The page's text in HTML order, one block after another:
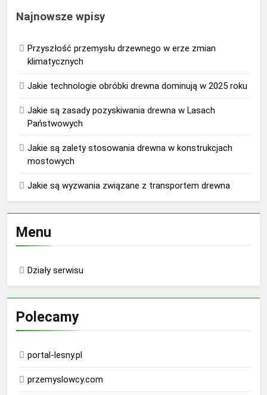
Najnowsze wpisy
Przyszłość przemysłu drzewnego w erze zmian
klimatycznych
Jakie technologie obróbki drewna dominują w 2025 roku
Jakie są zasady pozyskiwania drewna w Lasach
Państwowych
Jakie są zalety stosowania drewna w konstrukcjach
mostowych
Jakie są wyzwania związane z transportem drewna
Menu
Działy serwisu
Polecamy
portal-lesny.pl
przemyslowcy.com